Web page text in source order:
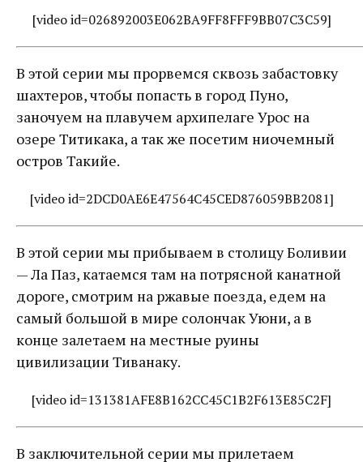
[video id=026892003E062BA9FF8FFF9BB07C3C59]
В этой серии мы прорвемся сквозь забастовку
шахтеров, чтобы попасть в город Пуно,
заночуем на плавучем архипелаге Урос на
озере Титикака, а так же посетим ниочемный
остров Такийе.
[video id=2DCD0AE6E47564C45CED876059BB2081]
В этой серии мы прибываем в столицу Боливии
— Ла Паз, катаемся там на потрясной канатной
дороге, смотрим на ржавые поезда, едем на
самый большой в мире солончак Уюни, а в
конце залетаем на местные руины
цивилизации Тиванаку.
[video id=131381AFE8B162CC45C1B2F613E85C2F]
В заключительной серии мы прилетаем